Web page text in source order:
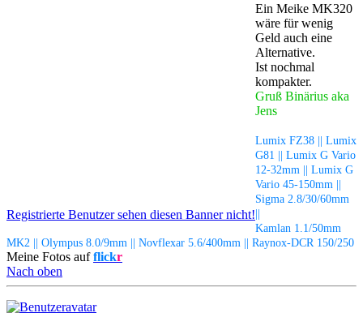
Registrierte Benutzer sehen diesen Banner nicht!
Ein Meike MK320
wäre für wenig
Geld auch eine
Alternative.
Ist nochmal
kompakter.
Gruß Binärius aka
Jens
Lumix FZ38 || Lumix
G81 || Lumix G Vario
12-32mm || Lumix G
Vario 45-150mm ||
Sigma 2.8/30/60mm
||
Kamlan 1.1/50mm
MK2 || Olympus 8.0/9mm || Novflexar 5.6/400mm || Raynox-DCR 150/250
Meine Fotos aufflickr
Nach oben